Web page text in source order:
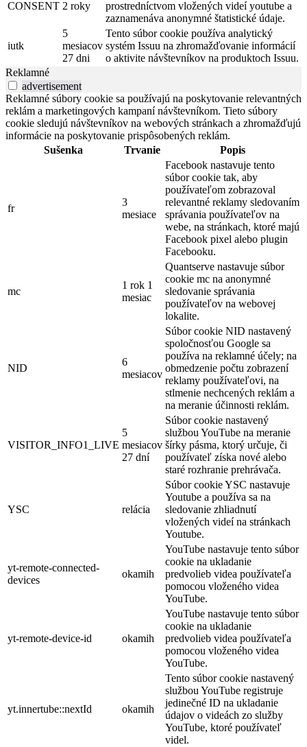
CONSENT 2 roky
prostredníctvom vložených videí youtube a
zaznamenáva anonymné štatistické údaje.
iutk
5
mesiacov
27 dni
Tento súbor cookie používa analytický
systém Issuu na zhromažďovanie informácií
o aktivite návštevníkov na produktoch Issuu.
Reklamné
advertisement
Reklamné súbory cookie sa používajú na poskytovanie relevantných
reklám a marketingových kampaní návštevníkom. Tieto súbory
cookie sledujú návštevníkov na webových stránkach a zhromažďujú
informácie na poskytovanie prispôsobených reklám.
Sušenka
Trvanie Popis
fr
3
mesiace
Facebook nastavuje tento
súbor cookie tak, aby
používateľom zobrazoval
relevantné reklamy sledovaním
správania používateľov na
webe, na stránkach, ktoré majú
Facebook pixel alebo plugin
Facebooku.
mc
1 rok 1
mesiac
Quantserve nastavuje súbor
cookie mc na anonymné
sledovanie správania
používateľov na webovej
lokalite.
NID
6
mesiacov
Súbor cookie NID nastavený
spoločnosťou Google sa
používa na reklamné účely; na
obmedzenie počtu zobrazení
reklamy používateľovi, na
stlmenie nechcených reklám a
na meranie účinnosti reklám.
VISITOR_INFO1_LIVE
5
mesiacov
27 dní
Súbor cookie nastavený
službou YouTube na meranie
šírky pásma, ktorý určuje, či
používateľ získa nové alebo
staré rozhranie prehrávača.
YSC relácia
Súbor cookie YSC nastavuje
Youtube a používa sa na
sledovanie zhliadnutí
vložených videí na stránkach
Youtube.
yt-remote-connected-
devices
okamih
YouTube nastavuje tento súbor
cookie na ukladanie
predvolieb videa používateľa
pomocou vloženého videa
YouTube.
yt-remote-device-id okamih
YouTube nastavuje tento súbor
cookie na ukladanie
predvolieb videa používateľa
pomocou vloženého videa
YouTube.
yt.innertube::nextId okamih
Tento súbor cookie nastavený
službou YouTube registruje
jedinečné ID na ukladanie
údajov o videách zo služby
YouTube, ktoré používateľ
videl.